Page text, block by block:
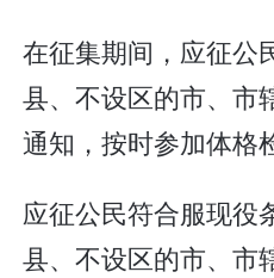
在征集期间，应征公
县、不设区的市、市
通知，按时参加体格
应征公民符合服现役
县、不设区的市、市